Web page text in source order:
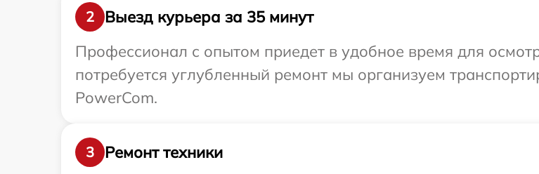
2
Выезд курьера за 35 минут
Профессионал с опытом приедет в удобное время для
потребуется углубленный ремонт мы организуем
PowerCom.
3
Ремонт техники